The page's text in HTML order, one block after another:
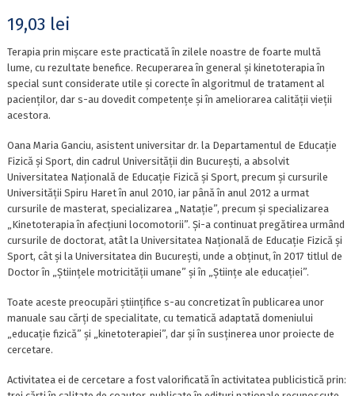
19,03 lei
Terapia prin mişcare este practicată în zilele noastre de foarte multă
lume, cu rezultate benefice. Recuperarea în general şi kinetoterapia în
special sunt considerate utile şi corecte în algoritmul de tratament al
pacienţilor, dar s-au dovedit competenţe şi în ameliorarea calităţii vieţii
acestora.
Oana Maria Ganciu, asistent universitar dr. la Departamentul de Educaţie
Fizică şi Sport, din cadrul Universităţii din Bucureşti, a absolvit
Universitatea Naţională de Educaţie Fizică şi Sport, precum și cursurile
Universităţii Spiru Haret în anul 2010, iar până în anul 2012 a urmat
cursurile de masterat, specializarea „Nataţie”, precum şi specializarea
„Kinetoterapia în afecţiuni locomotorii”. Și-a continuat pregătirea urmând
cursurile de doctorat, atât la Universitatea Națională de Educație Fizică și
Sport, cât și la Universitatea din București, unde a obținut, în 2017 titlul de
Doctor în „Științele motricității umane” și în „Științe ale educației”.
Toate aceste preocupări științifice s-au concretizat în publicarea unor
manuale sau cărţi de specialitate, cu tematică adaptată domeniului
„educaţie fizică” şi „kinetoterapiei”, dar și în susținerea unor proiecte de
cercetare.
Activitatea ei de cercetare a fost valorificată în activitatea publicistică prin: